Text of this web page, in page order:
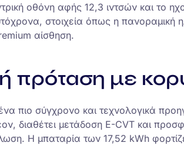
οθόνη αφής 12,3 ιντσών και το
στοιχεία όπως η πανοραμική
αίσθηση.
πρόταση με
πιο σύγχρονο και τεχνολογικά
διαθέτει μετάδοση E-CVT και
Η μπαταρία των 17,52 kWh